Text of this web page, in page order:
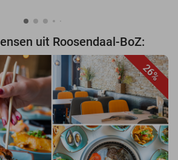
uit Roosendaal-BoZ:
26%